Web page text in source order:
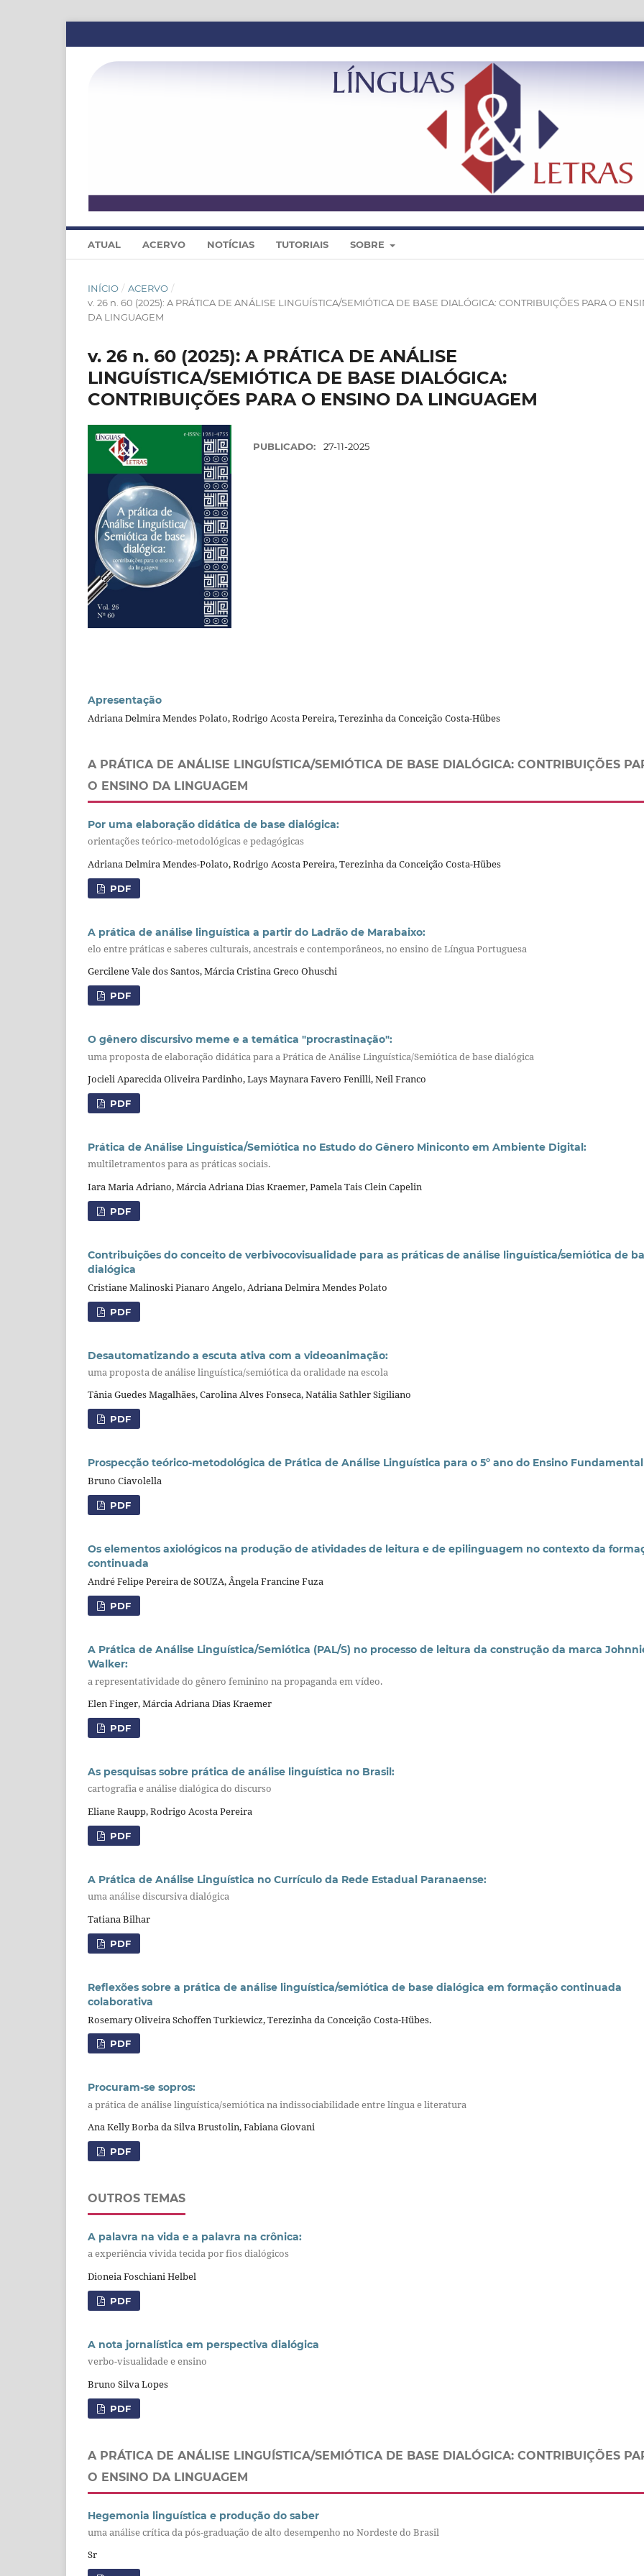
ATUAL ACERVO NOTÍCIAS TUTORIAIS SOBRE
INÍCIO / ACERVO /
v. 26 n. 60 (2025): A PRÁTICA DE ANÁLISE LINGUÍSTICA/SEMIÓTICA DE BASE DIALÓGICA: CONTRIBUIÇÕES PARA O
DA LINGUAGEM
v. 26 n. 60 (2025): A PRÁTICA DE ANÁLISE
LINGUÍSTICA/SEMIÓTICA DE BASE DIALÓGICA:
CONTRIBUIÇÕES PARA O ENSINO DA LINGUAGEM
PUBLICADO: 27-11-2025
Apresentação
Adriana Delmira Mendes Polato, Rodrigo Acosta Pereira, Terezinha da Conceição Costa-Hübes
A PRÁTICA DE ANÁLISE LINGUÍSTICA/SEMIÓTICA DE BASE DIALÓGICA: CONTRIBUIÇÕES
O ENSINO DA LINGUAGEM
Por uma elaboração didática de base dialógica:
orientações teórico-metodológicas e pedagógicas
Adriana Delmira Mendes-Polato, Rodrigo Acosta Pereira, Terezinha da Conceição Costa-Hübes
PDF
A prática de análise linguística a partir do Ladrão de Marabaixo:
elo entre práticas e saberes culturais, ancestrais e contemporâneos, no ensino de Língua Portuguesa
Gercilene Vale dos Santos, Márcia Cristina Greco Ohuschi
PDF
O gênero discursivo meme e a temática "procrastinação":
uma proposta de elaboração didática para a Prática de Análise Linguística/Semiótica de base dialógica
Jocieli Aparecida Oliveira Pardinho, Lays Maynara Favero Fenilli, Neil Franco
PDF
Prática de Análise Linguística/Semiótica no Estudo do Gênero Miniconto em Ambiente Digital:
multiletramentos para as práticas sociais.
Iara Maria Adriano, Márcia Adriana Dias Kraemer, Pamela Tais Clein Capelin
PDF
Contribuições do conceito de verbivocovisualidade para as práticas de análise linguística/semiótica de
dialógica
Cristiane Malinoski Pianaro Angelo, Adriana Delmira Mendes Polato
PDF
Desautomatizando a escuta ativa com a videoanimação:
uma proposta de análise linguística/semiótica da oralidade na escola
Tânia Guedes Magalhães, Carolina Alves Fonseca, Natália Sathler Sigiliano
PDF
Prospecção teórico-metodológica de Prática de Análise Linguística para o 5º ano do Ensino Fundamental
Bruno Ciavolella
PDF
Os elementos axiológicos na produção de atividades de leitura e de epilinguagem no contexto da
continuada
André Felipe Pereira de SOUZA, Ângela Francine Fuza
PDF
A Prática de Análise Linguística/Semiótica (PAL/S) no processo de leitura da construção da marca
Walker:
a representatividade do gênero feminino na propaganda em vídeo.
Elen Finger, Márcia Adriana Dias Kraemer
PDF
As pesquisas sobre prática de análise linguística no Brasil:
cartografia e análise dialógica do discurso
Eliane Raupp, Rodrigo Acosta Pereira
PDF
A Prática de Análise Linguística no Currículo da Rede Estadual Paranaense:
uma análise discursiva dialógica
Tatiana Bilhar
PDF
Reflexões sobre a prática de análise linguística/semiótica de base dialógica em formação continuada
colaborativa
Rosemary Oliveira Schoffen Turkiewicz, Terezinha da Conceição Costa-Hübes.
PDF
Procuram-se sopros:
a prática de análise linguística/semiótica na indissociabilidade entre língua e literatura
Ana Kelly Borba da Silva Brustolin, Fabiana Giovani
PDF
OUTROS TEMAS
A palavra na vida e a palavra na crônica:
a experiência vivida tecida por fios dialógicos
Dioneia Foschiani Helbel
PDF
A nota jornalística em perspectiva dialógica
verbo-visualidade e ensino
Bruno Silva Lopes
PDF
A PRÁTICA DE ANÁLISE LINGUÍSTICA/SEMIÓTICA DE BASE DIALÓGICA: CONTRIBUIÇÕES
O ENSINO DA LINGUAGEM
Hegemonia linguística e produção do saber
uma análise crítica da pós-graduação de alto desempenho no Nordeste do Brasil
Sr